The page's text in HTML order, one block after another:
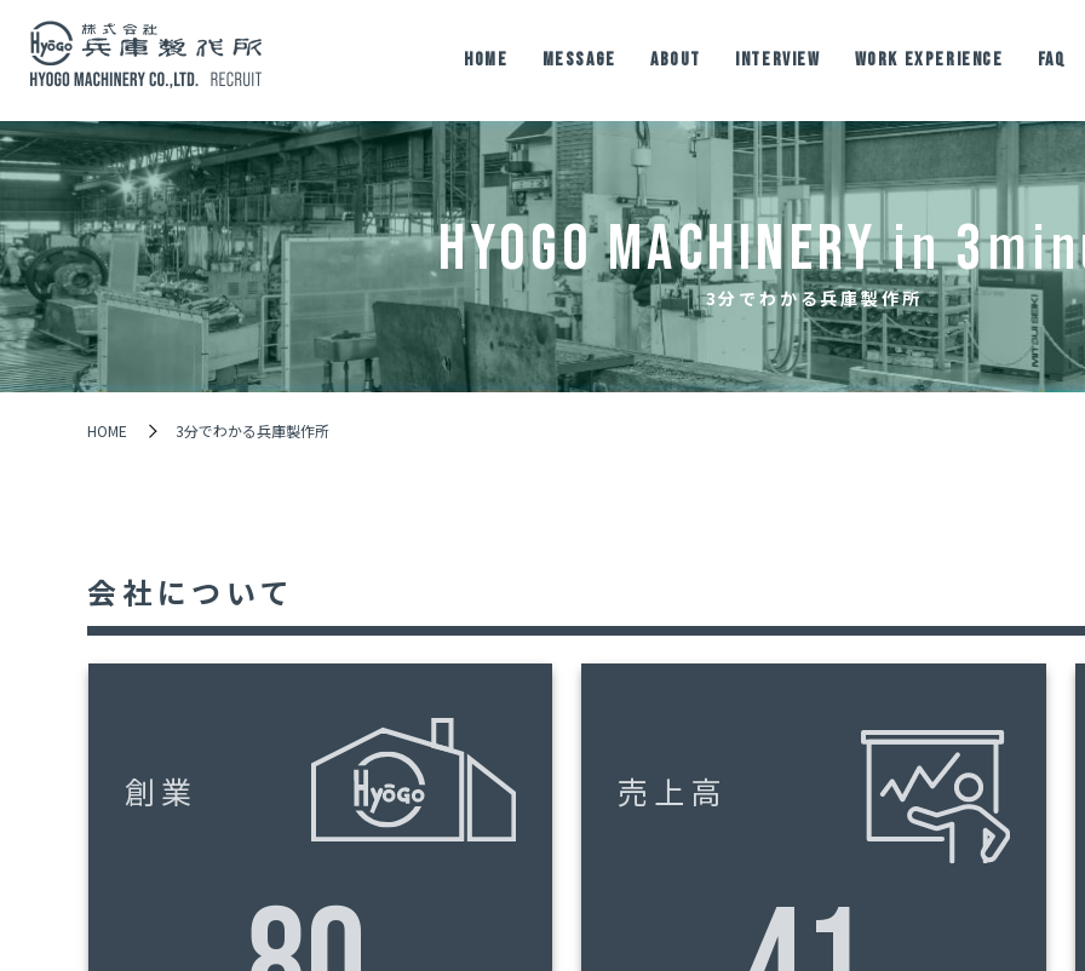
HOME MESSAGE ABOUT
働く環境
(兵庫製作所について)
3分でわかる
兵庫製作所
職種紹介 社内イベント
INTERVIEW WORK EXPERIENCE FAQ
HYOGO MACHINERYin3
3分でわかる兵庫製作所
HOME 3分でわかる兵庫製作所
会社について
創業 売上高